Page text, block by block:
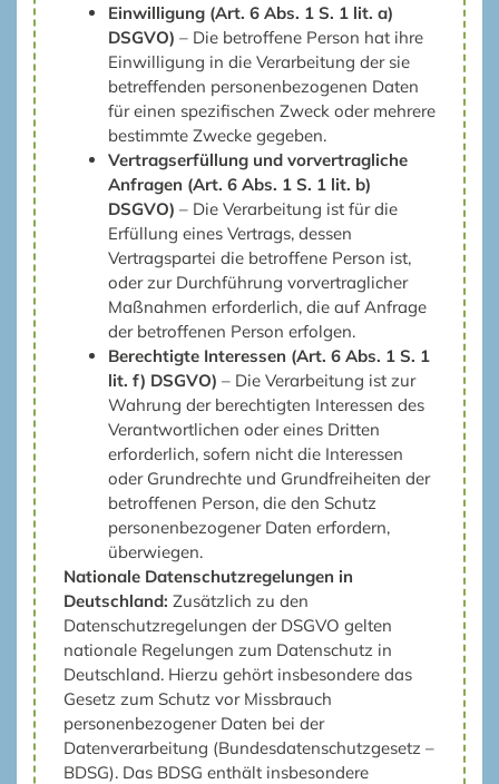
Einwilligung (Art. 6 Abs. 1 S. 1 lit. a)
DSGVO) – Die betroffene Person hat ihre
Einwilligung in die Verarbeitung der sie
betreffenden personenbezogenen Daten
für einen spezifischen Zweck oder mehrere
bestimmte Zwecke gegeben.
Vertragserfüllung und vorvertragliche
Anfragen (Art. 6 Abs. 1 S. 1 lit. b)
DSGVO) – Die Verarbeitung ist für die
Erfüllung eines Vertrags, dessen
Vertragspartei die betroffene Person ist,
oder zur Durchführung vorvertraglicher
Maßnahmen erforderlich, die auf Anfrage
der betroffenen Person erfolgen.
Berechtigte Interessen (Art. 6 Abs. 1 S. 1
lit. f) DSGVO) – Die Verarbeitung ist zur
Wahrung der berechtigten Interessen des
Verantwortlichen oder eines Dritten
erforderlich, sofern nicht die Interessen
oder Grundrechte und Grundfreiheiten der
betroffenen Person, die den Schutz
personenbezogener Daten erfordern,
überwiegen.
Nationale Datenschutzregelungen in
Deutschland: Zusätzlich zu den
Datenschutzregelungen der DSGVO gelten
nationale Regelungen zum Datenschutz in
Deutschland. Hierzu gehört insbesondere das
Gesetz zum Schutz vor Missbrauch
personenbezogener Daten bei der
Datenverarbeitung (Bundesdatenschutzgesetz –
BDSG). Das BDSG enthält insbesondere